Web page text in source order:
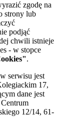
zgodę na
strony lub
podjąć
chwili istnieje
- w stopce
.
serwisu jest
17,
dane jest
12/14, 61-